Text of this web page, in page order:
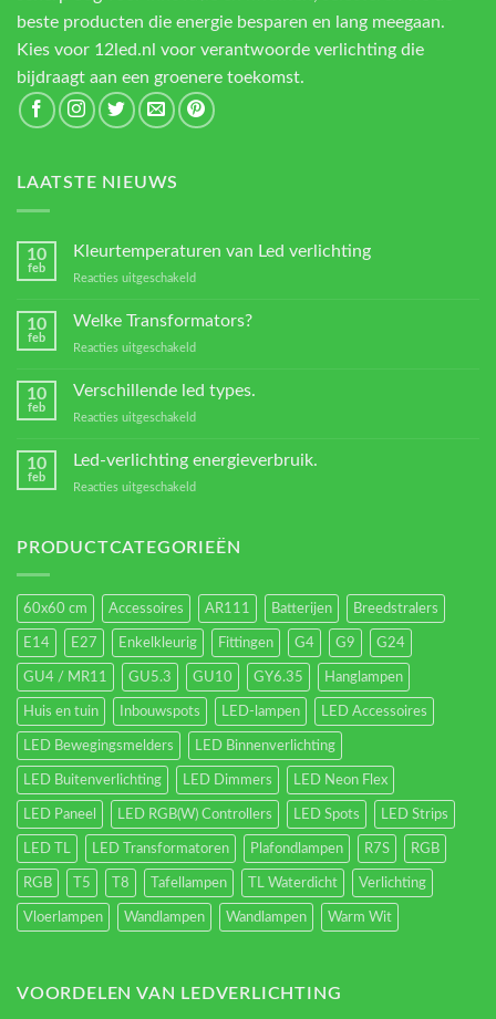
beste producten die energie besparen en lang meegaan.
Kies voor 12led.nl voor verantwoorde verlichting die
bijdraagt aan een groenere toekomst.
LAATSTE NIEUWS
10
feb
Kleurtemperaturen van Led verlichting
Reacties uitgeschakeld
verlichting
10
feb
Welke Transformators?
Reacties uitgeschakeld
Transformators?
10
feb
Verschillende led types.
Reacties uitgeschakeld
10
feb
Led-verlichting energieverbruik.
Reacties uitgeschakeld
energieverbruik.
PRODUCTCATEGORIEËN
60x60 cm Accessoires AR111 Batterijen Breedstralers
E14 E27 Enkelkleurig Fittingen G4 G9 G24
GU4 / MR11 GU5.3 GU10 GY6.35 Hanglampen
Huis en tuin Inbouwspots LED-lampen LED Accessoires
LED Bewegingsmelders LED Binnenverlichting
LED Buitenverlichting LED Dimmers LED Neon Flex
LED Paneel LED RGB(W) Controllers LED Spots LED Strips
LED TL LED Transformatoren Plafondlampen R7S RGB
RGB T5 T8 Tafellampen TL Waterdicht Verlichting
Vloerlampen Wandlampen Wandlampen Warm Wit
VOORDELEN VAN LEDVERLICHTING